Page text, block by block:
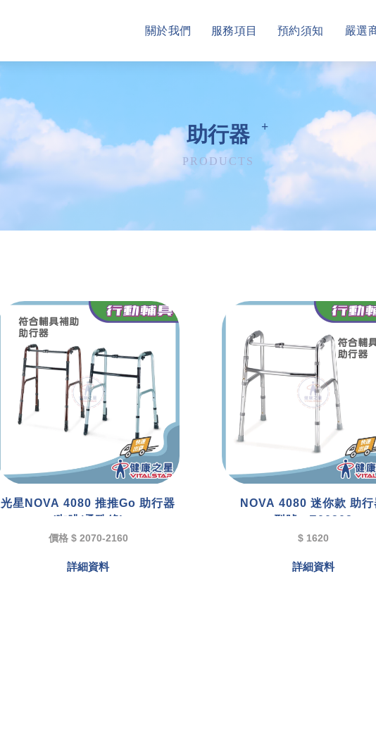
關於我們 服務項目 預約須知 嚴選
助行器
光星NOVA 4080 推推Go 助行器
(咖啡/柔珠綠)
價格 $ 2070-2160
詳細資料
NOVA 4080 迷你款 助
型號 : E00302
$ 1620
詳細資料